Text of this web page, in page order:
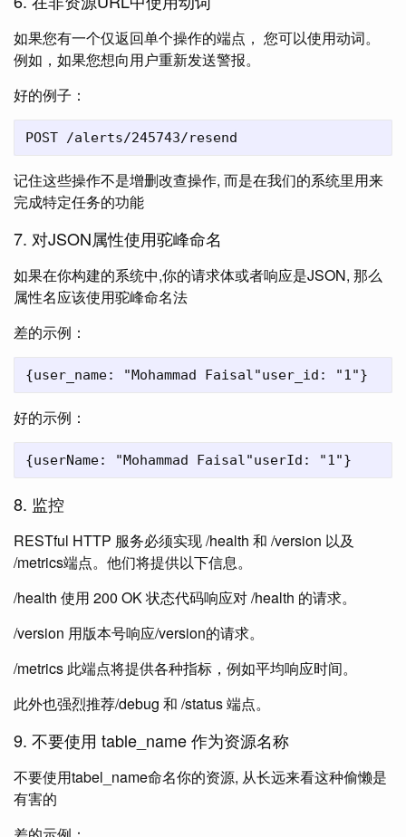
如果您有一个仅返回单个操作的端点， 您可以使用动词。
例如，如果您想向用户重新发送警报。
好的例子：
记住这些操作不是增删改查操作, 而是在我们的系统里用来
完成特定任务的功能
7. 对JSON属性使用驼峰命名
如果在你构建的系统中,你的请求体或者响应是JSON, 那么
属性名应该使用驼峰命名法
差的示例：
好的示例：
8. 监控
RESTful HTTP 服务必须实现 /health 和 /version 以及
/metrics端点。他们将提供以下信息。
/health 使用 200 OK 状态代码响应对 /health 的请求。
/version 用版本号响应/version的请求。
/metrics 此端点将提供各种指标，例如平均响应时间。
此外也强烈推荐/debug 和 /status 端点。
9. 不要使用 table_name 作为资源名称
不要使用tabel_name命名你的资源, 从长远来看这种偷懒是
有害的